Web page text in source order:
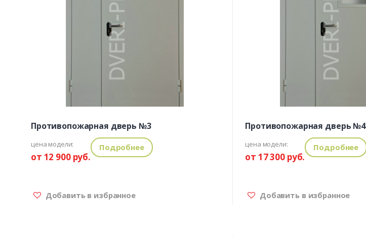
Противопожарная дверь №3
цена модели:
от 12 900 руб.
Подробнее
Добавить в избранное
Противопожарная дверь №4
цена модели:
от 17 300 руб.
Подробнее
Добавить в избранное